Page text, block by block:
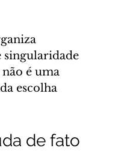
singularidade
é uma
escolha
de fato